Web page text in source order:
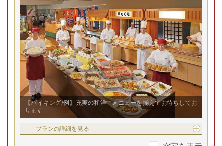
【バイキング/例】充実の和洋中メニューを揃えてお待ちしてお
ります
プランの詳細を見る